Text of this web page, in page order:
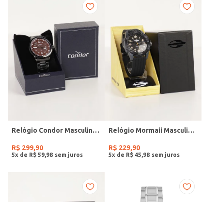
Relógio Condor Masculino PRETO
R$ 299,90
5x de R$ 59 98
Relógio Mormaii Masculino PRETO
R$ 229,90
5x de R$ 45 98